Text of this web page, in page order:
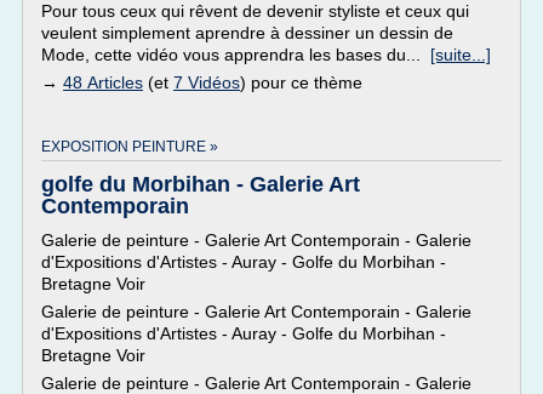
Pour tous ceux qui rêvent de devenir styliste et ceux qui
veulent simplement aprendre à dessiner un dessin de
Mode, cette vidéo vous apprendra les bases du... [suite...]
→ 48 Articles (et 7 Vidéos) pour ce thème
EXPOSITION PEINTURE »
golfe du Morbihan - Galerie Art
Contemporain
Galerie de peinture - Galerie Art Contemporain - Galerie
d'Expositions d'Artistes - Auray - Golfe du Morbihan -
Bretagne Voir
Galerie de peinture - Galerie Art Contemporain - Galerie
d'Expositions d'Artistes - Auray - Golfe du Morbihan -
Bretagne Voir
Galerie de peinture - Galerie Art Contemporain - Galerie